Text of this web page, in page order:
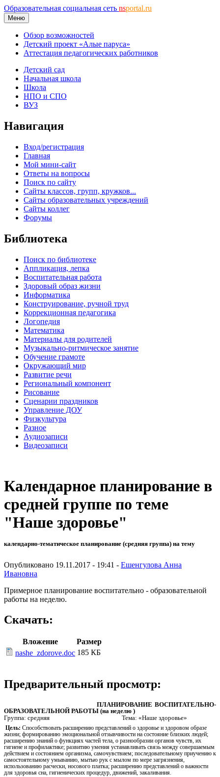
Образовательная социальная сеть nsportal.ru
Меню
Обзор возможностей
Детский проект «Алые паруса»
Аттестация педагогических работников
Детский сад
Начальная школа
Школа
НПО и СПО
ВУЗ
Навигация
Вход/регистрация
Главная
Мой мини-сайт
Ответы на вопросы
Поиск по сайту
Сайты классов, групп, кружков...
Сайты образовательных учреждений
Сайты коллег
Форумы
Библиотека
Поиск по библиотеке
Аппликация, лепка
Воспитательная работа
Здоровый образ жизни
Информатика
Конструирование, ручной труд
Коррекционная педагогика
Логопедия
Математика
Материалы для родителей
Музыкально-ритмическое занятие
Обучение грамоте
Окружающий мир
Развитие речи
Региональный компонент
Рисование
Сценарии праздников
Управление ДОУ
Физкультура
Разное
Аудиозаписи
Видеозаписи
Календарное планирование в
средней группе по теме
"Наше здоровье"
календарно-тематическое планирование (средняя группа) на тему
Опубликовано 19.11.2017 - 19:41 - Ешенгулова Анна
Ивановна
Примерное планирование воспитательно - образовательной
работы на неделю.
Скачать:
Вложение
Размер
nashe_zdorove.doc 185 КБ
Предварительный просмотр:
ПЛАНИРОВАНИЕ ВОСПИТАТЕЛЬНО-
ОБРАЗОВАТЕЛЬНОЙ РАБОТЫ (на неделю )
Группа: средняя Тема: «Наше здоровье»
Цель: Способствовать расширению представлений о здоровье и здоровом образе
жизни; формированию эмоциональной отзывчивости на состояние близких людей;
расширению знаний о функциях частей тела, о разнообразии органов чувств, их
гигиене и профилактике; развитию умения устанавливать связь между совершаемым
действием и состоянием организма, самочувствием; последовательному приучению к
самостоятельному умыванию, мытью рук с мылом по мере загрязнения,
использованию расчески, носового платка; расширению представлений о важности
для здоровья сна, гигиенических процедур, движений, закаливания.